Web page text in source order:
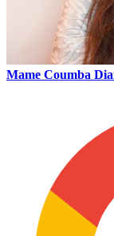
Mame Coumba